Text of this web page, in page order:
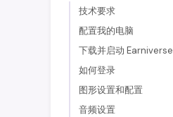
技术要求
配置我的电脑
下载并启动 Earniverse
如何登录
图形设置和配置
音频设置